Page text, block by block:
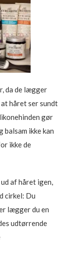
da de lægger
håret ser sundt
gør
balsam ikke kan
ikke de
af håret igen,
cirkel: Du
lægger du en
udtørrende